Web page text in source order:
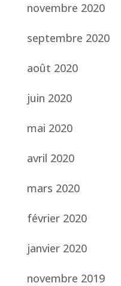
novembre 2020
septembre 2020
août 2020
juin 2020
mai 2020
avril 2020
mars 2020
février 2020
janvier 2020
novembre 2019